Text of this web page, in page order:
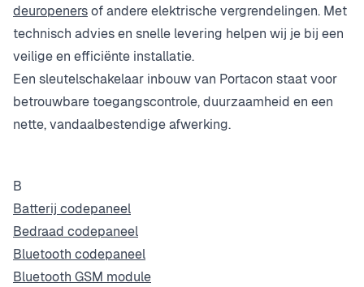
deuropenersof andere elektrische vergrendelingen. Met
technisch advies en snelle levering helpen wij je bij een
veilige en efficiënte installatie.
Een sleutelschakelaar inbouw van Portacon staat voor
betrouwbare toegangscontrole, duurzaamheid en een
nette, vandaalbestendige afwerking.
B
Batterij codepaneel
Bedraad codepaneel
Bluetooth codepaneel
Bluetooth GSM module